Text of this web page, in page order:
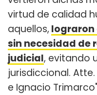
virtud de calidad
aquellos, lograron
sin necesidad de
judicial, evitando
jurisdiccional.
e Ignacio